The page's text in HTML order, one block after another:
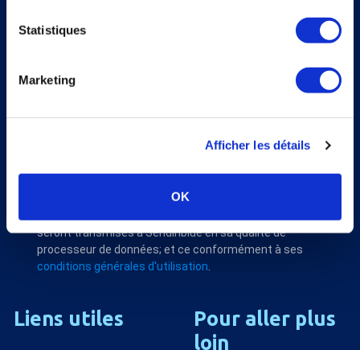
Statistiques
Marketing
Afficher les détails
OK
S'abonner
Veuillez renseigner votre adresse email pour vous inscrire. Ex. :
J'accepte de recevoir vos e-mails et confirme
avoir pris connaissance de votre politique de
marketing. En soumettant ce formulaire, vous
seront transmises à Sendinblue en sa qualité de
processeur de données; et ce conformément à ses
conditions générales d'utilisation.
Liens utiles Pour aller plus
loin